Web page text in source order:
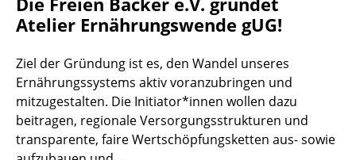
Atelier Ernährungswende gUG!
Ziel der Gründung ist es, den Wandel unseres
Ernährungssystems aktiv voranzubringen und
mitzugestalten. Die Initiator*innen wollen dazu
beitragen, regionale Versorgungsstrukturen und
transparente, faire Wertschöpfungsketten aus- sowie